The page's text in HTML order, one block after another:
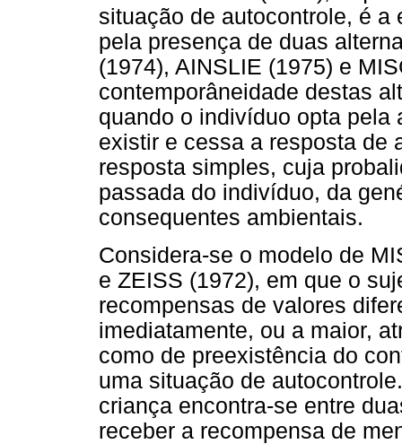
situação de autocontrole, é
pela presença de duas
(1974), AINSLIE (1975) e
contemporâneidade destas
quando o indivíduo opta pela
existir e cessa a resposta de
resposta simples, cuja
passada do indivíduo, da
consequentes ambientais.
Considera-se o modelo de
e ZEISS (1972), em que o
recompensas de valores
imediatamente, ou a maior,
como de preexistência do
uma situação de
criança encontra-se entre
receber a recompensa de